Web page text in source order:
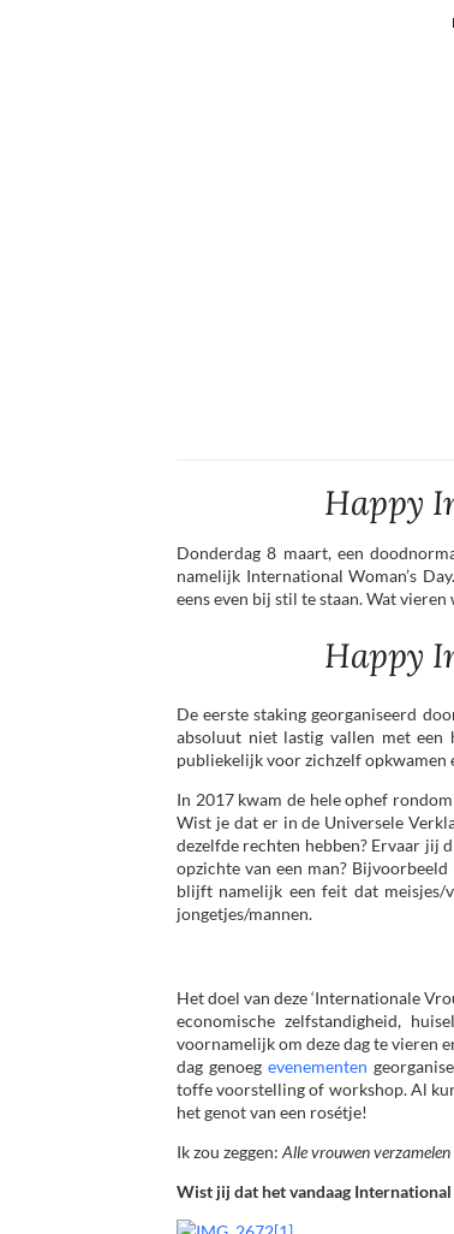
Happy
Donderdag 8 maart, een
namelijk International Woman’s
eens even bij stil te staan. Wat vieren
Happy
De eerste staking georganiseerd
absoluut niet lastig vallen met een
publiekelijk voor zichzelf opkwamen
In 2017 kwam de hele ophef
Wist je dat er in de Universele
dezelfde rechten hebben? Ervaar jij
opzichte van een man?
blijft namelijk een feit dat meisjes/
jongetjes/mannen.
Het doel van deze ‘Internationale
economische zelfstandigheid,
voornamelijk om deze dag te vieren
dag genoegevenementen
toffe voorstelling of workshop. Al
het genot van een rosétje!
Ik zou zeggen: Alle vrouwen
Wist jij dat het vandaag International